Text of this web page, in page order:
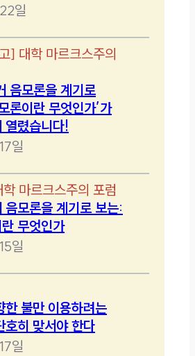
일
] 대학 마르크스주의
음모론을 계기로
론이란 무엇인가’가
열렸습니다!
일
학 마르크스주의 포럼
음모론을 계기로 보는:
무엇인가
일
한 불만 이용하려는
호히 맞서야 한다
일